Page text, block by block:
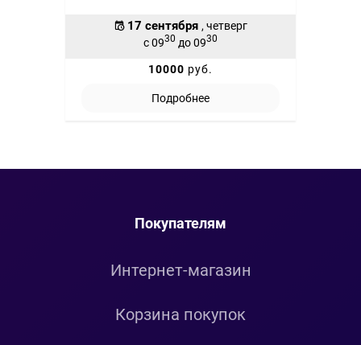
17 сентября , четверг
с 0930 до 0930
10000 руб.
Подробнее
Покупателям
Интернет-магазин
Корзина покупок